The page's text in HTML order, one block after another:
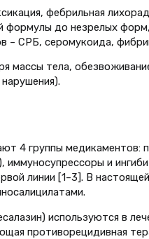
фебрильная
формулы до незрелых
– СРБ, серомукоида,
массы тела,
4 группы медикаментов:
и
линии [1–3]. В
используются в
противорецидивная